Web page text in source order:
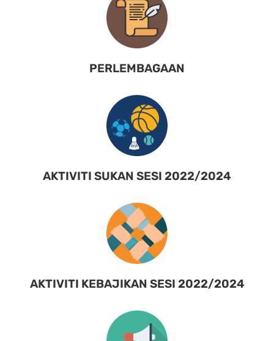
PERLEMBAGAAN
AKTIVITI SUKAN SESI 2022/2024
AKTIVITI KEBAJIKAN SESI 2022/2024